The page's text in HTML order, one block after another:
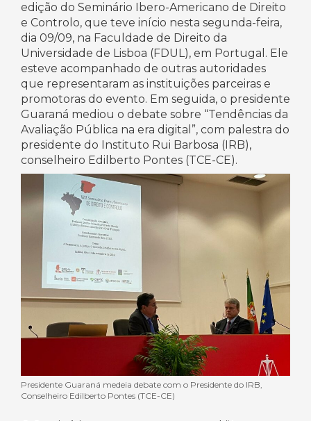
edição do Seminário Ibero-Americano de Direito
e Controlo, que teve início nesta segunda-feira,
dia 09/09, na Faculdade de Direito da
Universidade de Lisboa (FDUL), em Portugal. Ele
esteve acompanhado de outras autoridades
que representaram as instituições parceiras e
promotoras do evento. Em seguida, o presidente
Guaraná mediou o debate sobre “Tendências da
Avaliação Pública na era digital”, com palestra do
presidente do Instituto Rui Barbosa (IRB),
conselheiro Edilberto Pontes (TCE-CE).
Presidente Guaraná medeia debate com o Presidente do IRB,
Conselheiro Edilberto Pontes (TCE-CE)